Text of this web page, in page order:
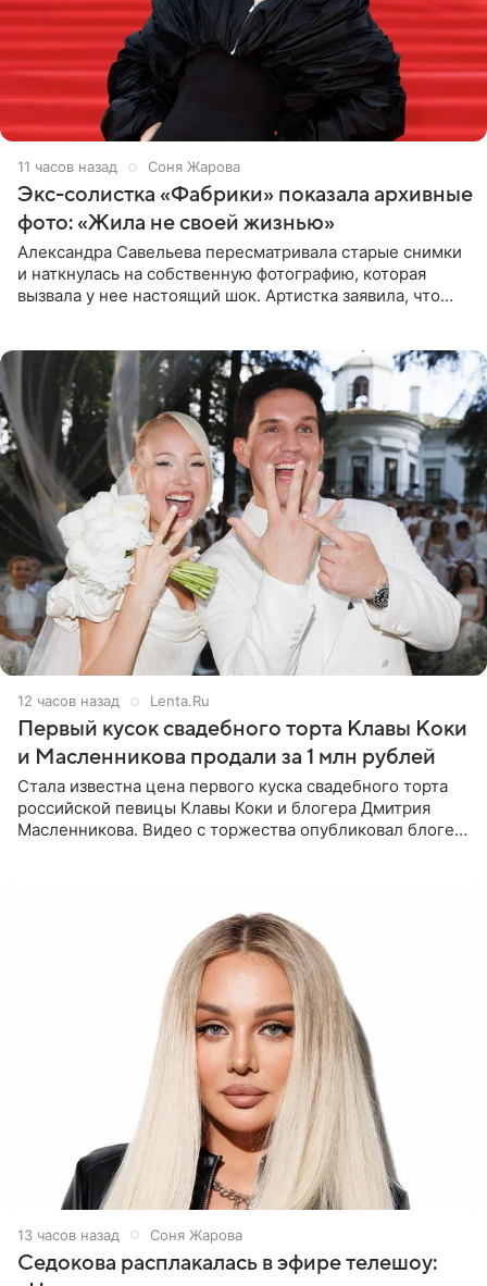
11 часов назад Соня Жарова
Экс-солистка «Фабрики» показала архивные
фото: «Жила не своей жизнью»
Александра Савельева пересматривала старые снимки
и наткнулась на собственную фотографию, которая
вызвала у нее настоящий шок. Артистка заявила, что
12 часов назад Lenta.Ru
Первый кусок свадебного торта Клавы Коки
и Масленникова продали за 1 млн рублей
Стала известна цена первого куска свадебного торта
российской певицы Клавы Коки и блогера Дмитрия
Масленникова. Видео с торжества опубликовал блогер
13 часов назад Соня Жарова
Седокова расплакалась в эфире телешоу: